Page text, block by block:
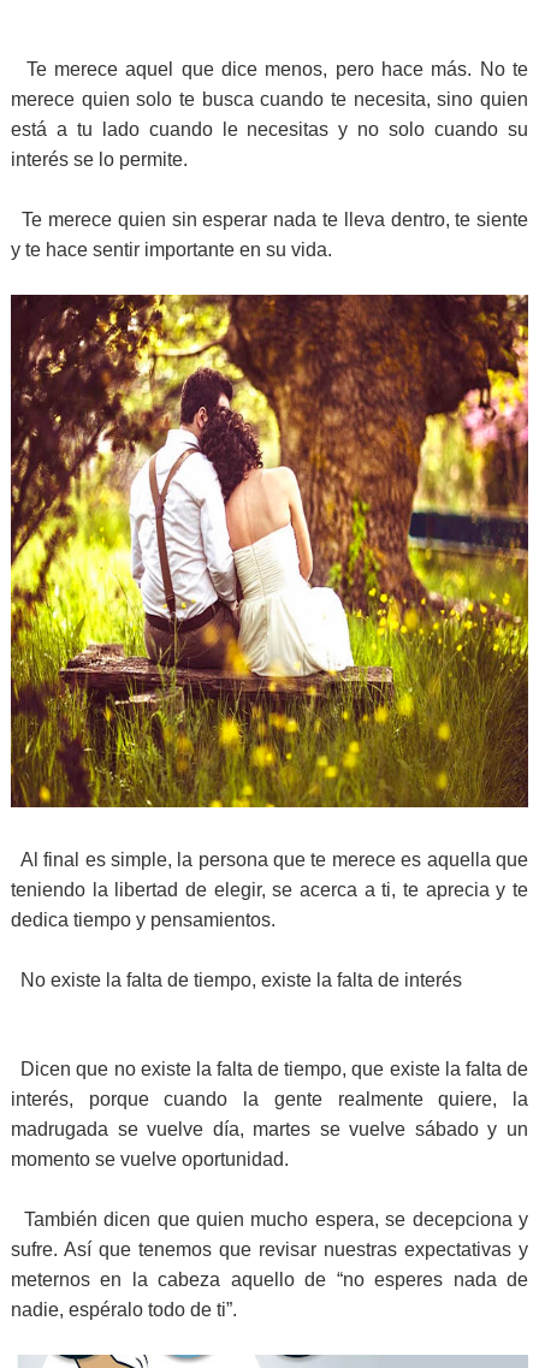
Te merece aquel que dice menos, pero hace más. No te
merece quien solo te busca cuando te necesita, sino quien
está a tu lado cuando le necesitas y no solo cuando su
interés se lo permite.
Te merece quien sin esperar nada te lleva dentro, te siente
y te hace sentir importante en su vida.
Al final es simple, la persona que te merece es aquella que
teniendo la libertad de elegir, se acerca a ti, te aprecia y te
dedica tiempo y pensamientos.
No existe la falta de tiempo, existe la falta de interés
Dicen que no existe la falta de tiempo, que existe la falta de
interés, porque cuando la gente realmente quiere, la
madrugada se vuelve día, martes se vuelve sábado y un
momento se vuelve oportunidad.
También dicen que quien mucho espera, se decepciona y
sufre. Así que tenemos que revisar nuestras expectativas y
meternos en la cabeza aquello de “no esperes nada de
nadie, espéralo todo de ti”.